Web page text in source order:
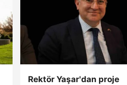
Rektör Yaşar'dan proje
HALİT